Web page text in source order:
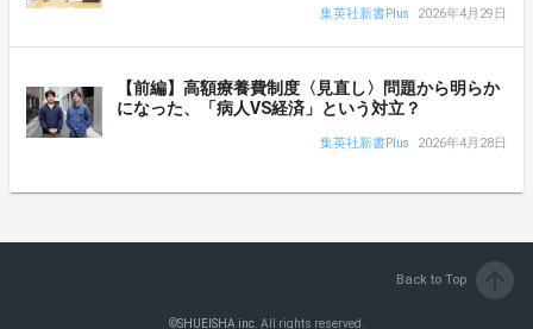
集英社新書Plus 2026年4月29日
【前編】高額療養費制度〈見直し〉問題から明らか
になった、「病人VS経済」という対立？
集英社新書Plus 2026年4月28日
Back to Top
©SHUEISHA inc. All rights reserved.